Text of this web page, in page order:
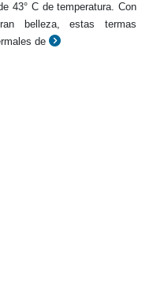
43° C de temperatura. Con
belleza, estas termas
de